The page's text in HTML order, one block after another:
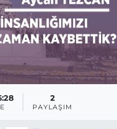
2
PAYLAŞIM